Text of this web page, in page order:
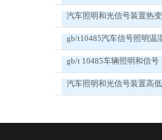
汽车照明和光信号装置热
gb/t10485汽车信号照明温
gb/t 10485车辆照明和信号
汽车照明和光信号装置高